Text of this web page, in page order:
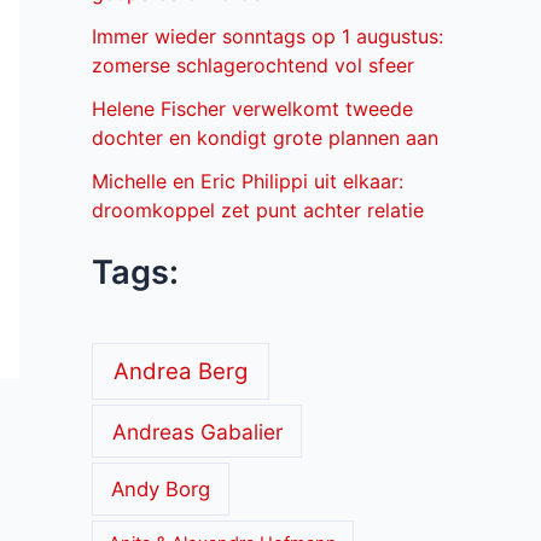
Immer wieder sonntags op 1 augustus:
zomerse schlagerochtend vol sfeer
Helene Fischer verwelkomt tweede
dochter en kondigt grote plannen aan
Michelle en Eric Philippi uit elkaar:
droomkoppel zet punt achter relatie
Tags:
Andrea Berg
Andreas Gabalier
Andy Borg